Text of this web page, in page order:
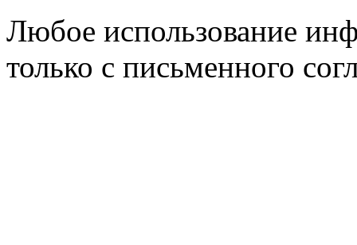
Любое использование
только с письменного